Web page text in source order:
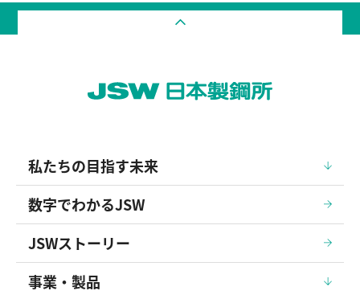
私たちの目指す未来
数字でわかるJSW
JSWストーリー
事業・製品